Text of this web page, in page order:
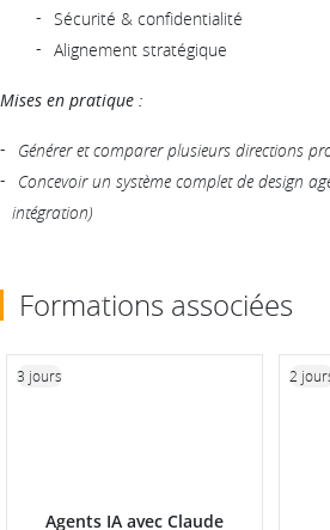
Sécurité & confidentialité
Alignement stratégique
Mises en pratique :
Générer et comparer plusieurs directions
Concevoir un système complet de design
intégration)
Formations associées
Agents IA avec Claude
3 jours 2